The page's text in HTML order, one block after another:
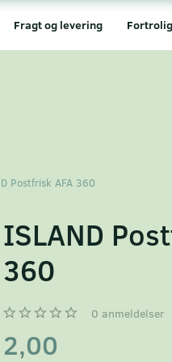
Fragt og levering
Postfrisk AFA 360
ISLAND
360
0 anmeldelser
2,00